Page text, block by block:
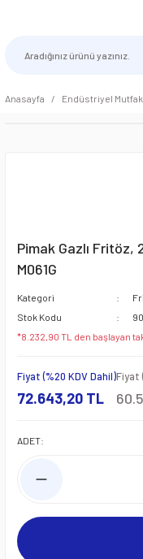
Anasayfa Endüstriyel Mutfak
Pimak Gazlı
M061G
Kategori
Stok Kodu
*8.232,90 TL den başlayan
Fiyat (%20 KDV Dahil)
72.643,20 TL
Fiyat
ADET: